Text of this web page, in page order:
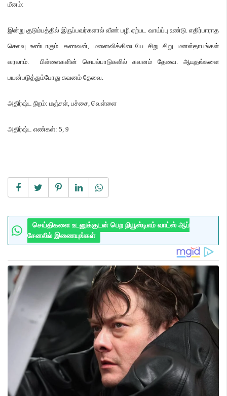
மீனம்:
இன்று குடும்பத்தில் இருப்பவர்களால் வீண் பழி ஏற்பட வாய்ப்பு உண்டு. எதிர்பாராத
செலவு உண்டாகும்.கணவன்,மனைவிக்கிடையே சிறு சிறு மனஸ்தாபங்கள்
வரலாம். பிள்ளைகளின் செயல்பாடுகளில் கவனம் தேவை.ஆயுதங்களை
பயன்படுத்தும்போது கவனம் தேவை.
அதிர்ஷ்ட நிறம்: மஞ்சள், பச்சை, வெள்ளை
அதிர்ஷ்ட எண்கள்: 5, 9
செய்திகளை உடனுக்குடன் பெற நியூஸ்டிஎம் வாட்ஸ் ஆப்
சேனலில் இணையுங்கள்